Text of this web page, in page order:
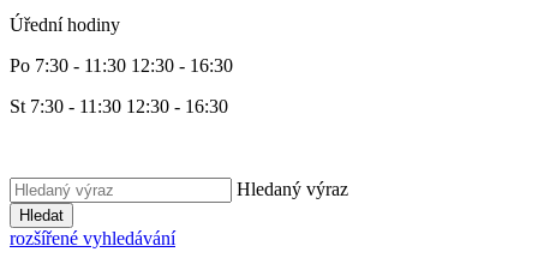
Úřední hodiny
Po 7:30 - 11:30 12:30 - 16:30
St 7:30 - 11:30 12:30 - 16:30
Hledaný výraz
Hledat
rozšířené vyhledávání